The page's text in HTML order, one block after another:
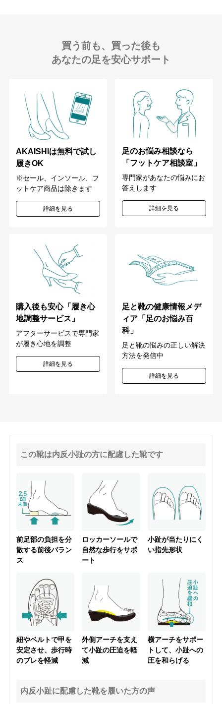
買う前も、買った後も
あなたの足を安心サポート
AKAISHIは無料で試し
履きOK
※セール、インソール、フ
ットケア商品は除きます
詳細を見る
足のお悩み相談なら
「フットケア相談室」
専門家があなたの悩みにお
答えします
詳細を見る
購入後も安心「履き心
地調整サービス」
アフターサービスで専門家
が履き心地を調整
詳細を見る
足と靴の健康情報メデ
ィア「足のお悩み百
科」
足と靴の悩みの正しい解決
方法を発信中
詳細を見る
この靴は内反小趾の方に配慮した靴です
前足部の負担を分
散する前後バラン
ス
ロッカーソールで
自然な歩行をサポ
ート
小趾が当たりにく
い指先形状
紐やベルトで甲を
安定させ、歩行時
のブレを軽減
外側アーチを支え
て小趾の圧迫を軽
減
横アーチをサポー
トして、小趾への
圧を和らげる
内反小趾に配慮した靴を履いた方の声